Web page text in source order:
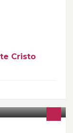
Cristo